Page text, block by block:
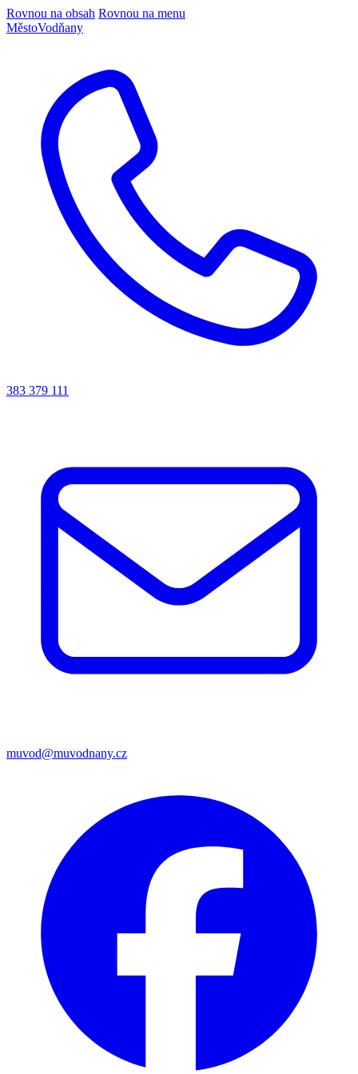
Rovnou na obsah Rovnou na menu
MěstoVodňany
383 379 111
muvod@muvodnany.cz